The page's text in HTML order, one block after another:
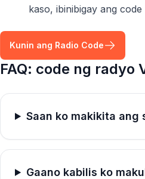
kaso, ibinibigay ang
Kunin ang Radio Code
FAQ: code ng radyo
Saan ko makikita ang
Gaano kabilis ko